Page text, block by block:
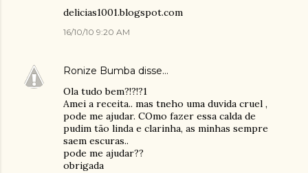
delicias1001.blogspot.com
16/10/10 9:20 AM
Ronize Bumba disse…
Ola tudo bem?!?!?1
Amei a receita.. mas tneho uma duvida cruel ,
pode me ajudar. COmo fazer essa calda de
pudim tão linda e clarinha, as minhas sempre
saem escuras..
pode me ajudar??
obrigada